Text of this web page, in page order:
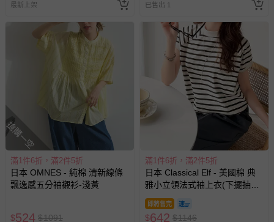
最新上架 已售出 1
搶購一空
滿1件6折，滿2件5折
日本 OMNES - 純棉 清新線條
飄逸感五分袖襯衫-淺黃
$524 $1091
滿1件6折，滿2件5折
日本 Classical Elf - 美國棉 典
雅小立領法式袖上衣(下擺抽
繩)-黑白條紋
即將售完
$642 $1146